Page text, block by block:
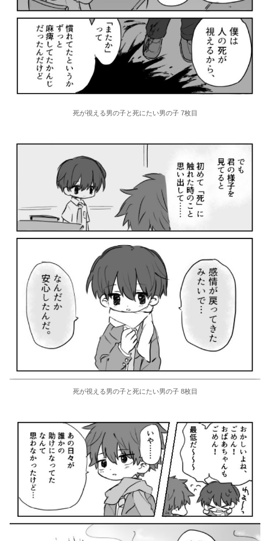
死が視える男の子と死にたい男の子 7枚目
死が視える男の子と死にたい男の子 8枚目